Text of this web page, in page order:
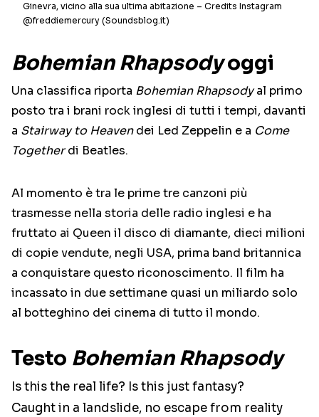
Ginevra, vicino alla sua ultima abitazione – Credits Instagram
@freddiemercury (Soundsblog.it)
Bohemian Rhapsodyoggi
Una classifica riporta Bohemian Rhapsodyal primo
posto tra i brani rock inglesi di tutti i tempi, davanti
a Stairway to Heavendei Led Zeppelin e a Come
Togetherdi Beatles.
Al momento è tra le prime tre canzoni più
trasmesse nella storia delle radio inglesi e ha
fruttato ai Queen il disco di diamante, dieci milioni
di copie vendute, negli USA, prima band britannica
a conquistare questo riconoscimento. Il film ha
incassato in due settimane quasi un miliardo solo
al botteghino dei cinema di tutto il mondo.
Testo Bohemian Rhapsody
Is this the real life? Is this just fantasy?
Caught in a landslide, no escape from reality